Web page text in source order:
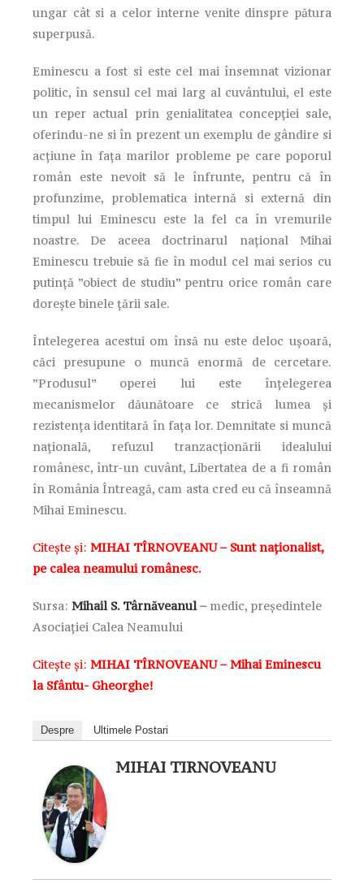
ungar cât si a celor interne venite dinspre pătura
superpusă.
Eminescu a fost si este cel mai însemnat vizionar
politic, în sensul cel mai larg al cuvântului, el este
un reper actual prin genialitatea concepției sale,
oferindu-ne si în prezent un exemplu de gândire si
acțiune în fața marilor probleme pe care poporul
român este nevoit să le înfrunte, pentru că în
profunzime, problematica internă si externă din
timpul lui Eminescu este la fel ca în vremurile
noastre. De aceea doctrinarul național Mihai
Eminescu trebuie să fie în modul cel mai serios cu
putință ”obiect de studiu” pentru orice român care
dorește binele țării sale.
Întelegerea acestui om însă nu este deloc ușoară,
căci presupune o muncă enormă de cercetare.
”Produsul” operei lui este înțelegerea
mecanismelor dăunătoare ce strică lumea și
rezistența identitară în fața lor. Demnitate si muncă
națională, refuzul tranzacționării idealului
românesc, într-un cuvânt, Libertatea de a fi român
în România Întreagă, cam asta cred eu că înseamnă
Mihai Eminescu.
Citește și: MIHAI TÎRNOVEANU – Sunt naționalist,
pe calea neamului românesc.
Sursa: Mihail S. Târnăveanul – medic, președintele
Asociației Calea Neamului
Citește și: MIHAI TÎRNOVEANU – Mihai Eminescu
la Sfântu- Gheorghe!
Despre Ultimele Postari
MIHAI TIRNOVEANU